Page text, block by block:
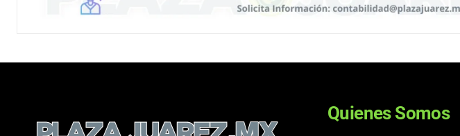
Quienes Somos